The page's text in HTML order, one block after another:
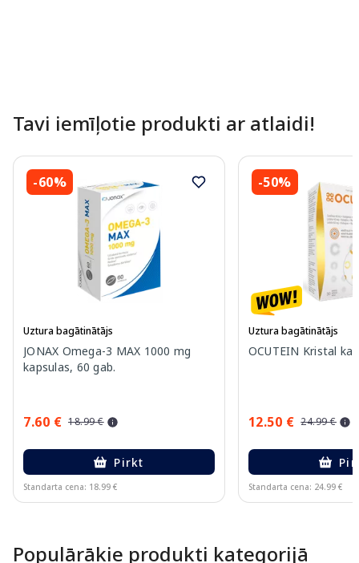
Tavi iemīļotie produkti ar atlaidi!
-60%
Uztura bagātinātājs
JONAX Omega-3 MAX 1000 mg
kapsulas, 60 gab.
7.60 € 18.99 €
Pirkt
Standarta cena: 18.99 €
-50%
Uztura bagātinātājs
OCUTEIN Kristal
12.50 € 24.99 €
Standarta cena: 24.99 €
Populārākie produkti kategorijā